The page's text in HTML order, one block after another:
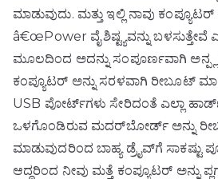
ಮಾಡುವುದು. ಮತ್ತು ಇಲ್ಲಿ ನಾವು
â€œPower ವೈಶಿಷ್ಟ್ಯವನ್ನು ಬಳಸುತ್ತೇವೆ
ಮೂಲದಿಂದ ಅದನ್ನು ಸಂಪೂರ್ಣವಾಗಿ
ಕಂಪ್ಯೂಟರ್ ಅನ್ನು ಸರಳವಾಗಿ ರೀಬೂಟ್
USB ಪೋರ್ಟ್‌ಗಳು ಸೇರಿದಂತೆ ಎಲ್ಲಾ
ಒಳಗೊಂಡಿರುವ ಮದರ್‌ಬೋರ್ಡ್ ಅನ್ನು
ಮಾಡುವುದರಿಂದ ಬಾಹ್ಯ ಡ್ರೈವ್‌ಗೆ ಸಾಕಷ್ಟು
ಆದ್ದರಿಂದ ನೀವು ಮತ್ತೆ ಕಂಪ್ಯೂಟರ್ ಅನ್ನು